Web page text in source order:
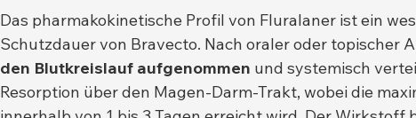
Das pharmakokinetische Profil von Fluralaner ist ein
Schutzdauer von Bravecto. Nach oraler oder topischer
den Blutkreislauf aufgenommen und systemisch
Resorption über den Magen-Darm-Trakt, wobei die